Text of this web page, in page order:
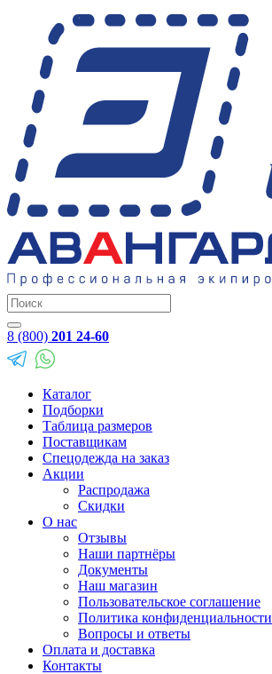
8 (800) 201 24-60
Каталог
Подборки
Таблица размеров
Поставщикам
Спецодежда на заказ
Акции
Распродажа
Скидки
О нас
Отзывы
Наши партнёры
Документы
Наш магазин
Пользовательское соглашение
Политика конфиденциальности
Вопросы и ответы
Оплата и доставка
Контакты